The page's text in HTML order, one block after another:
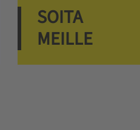
SOITA
MEILLE